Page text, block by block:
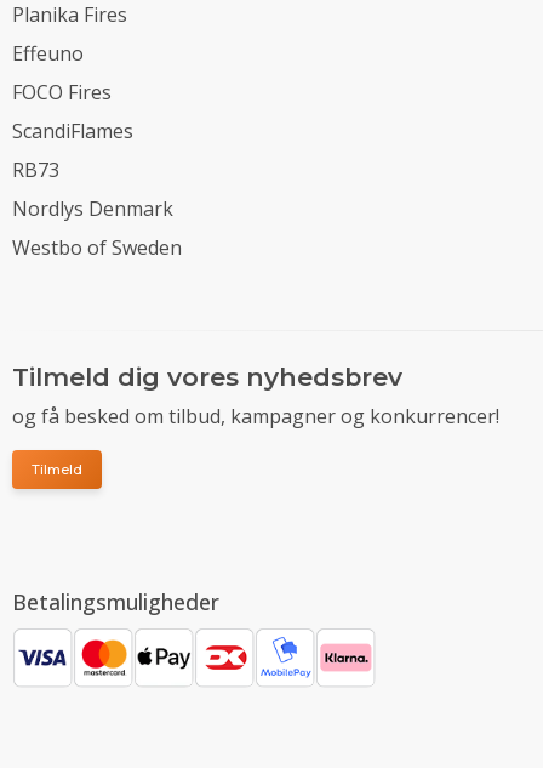
Planika Fires
Effeuno
FOCO Fires
ScandiFlames
RB73
Nordlys Denmark
Westbo of Sweden
Tilmeld dig vores nyhedsbrev
og få besked om tilbud, kampagner og konkurrencer!
Tilmeld
Betalingsmuligheder